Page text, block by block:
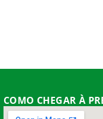
COMO CHEGAR À